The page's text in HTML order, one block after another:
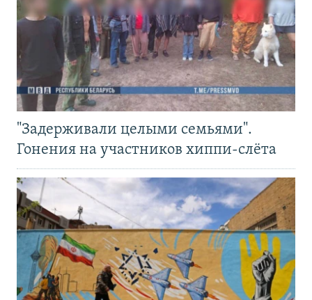
"Задерживали целыми семьями".
Гонения на участников хиппи-слёта